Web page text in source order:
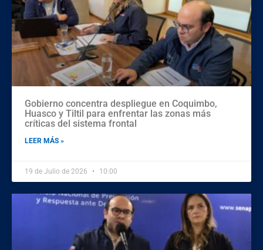
Gobierno concentra despliegue en Coquimbo,
Huasco y Tiltil para enfrentar las zonas más
críticas del sistema frontal
LEER MÁS »
19 de Julio de 2026 10:00